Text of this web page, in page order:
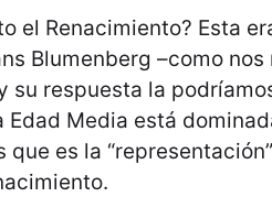
el Renacimiento? Esta
Blumenberg –como
su respuesta la
Edad Media está
que es la